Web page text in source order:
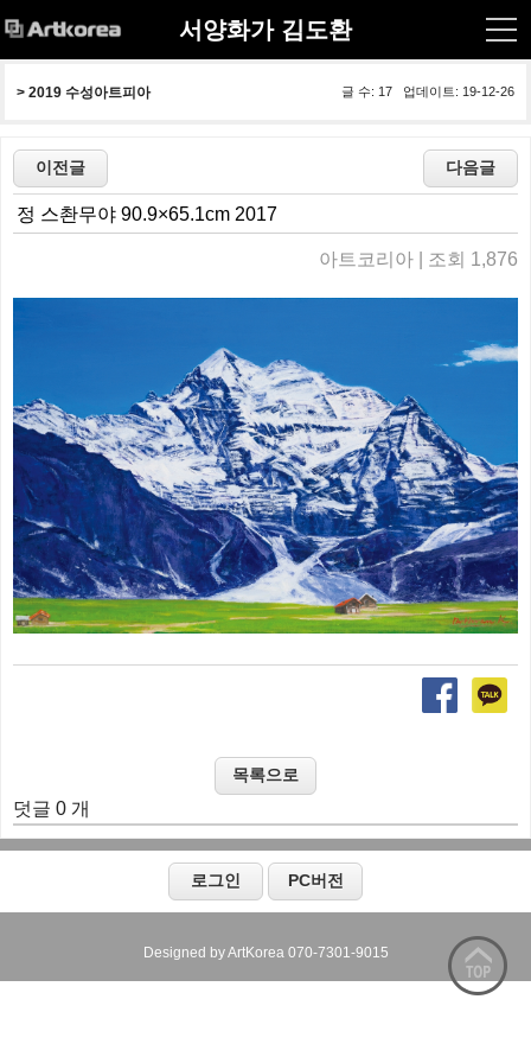
서양화가 김도환
글 수: 17 업데이트: 19-12-26
> 2019 수성아트피아
정 스촨무야 90.9×65.1cm 2017
아트코리아 | 조회 1,876
덧글 0 개
Designed by ArtKorea 070-7301-9015